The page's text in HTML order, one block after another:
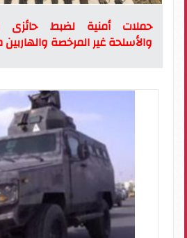
حملات أمنية لضبط حائزى
والأسلحة غير المرخصة والهاربين